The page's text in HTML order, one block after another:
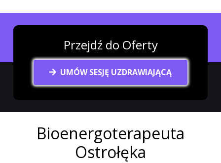
Przejdź do Oferty
UMÓW SESJĘ UZDRAWIAJĄCĄ
Bioenergoterapeuta
Ostrołęka